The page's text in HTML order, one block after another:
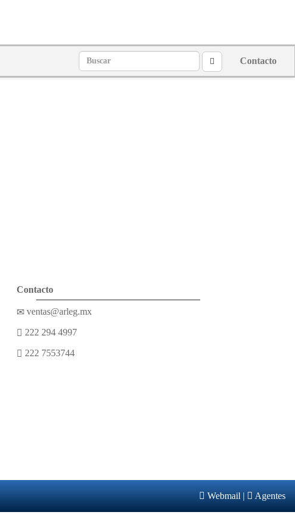
Contacto
Contacto
ventas@arleg.mx
222 294 4997
222 7553744
Webmail | Agentes